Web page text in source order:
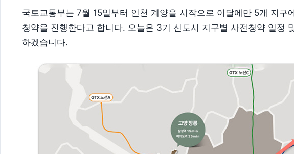
국토교통부는 7월 15일부터 인천 계양을 시작으로 이달에만 5개 지구
청약을 진행한다고 합니다. 오늘은 3기 신도시 지구별 사전청약 일정
하겠습니다.